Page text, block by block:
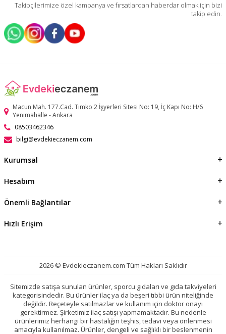
Takipçilerimize özel kampanya ve fırsatlardan haberdar olmak için bizi
takip edin.
Macun Mah. 177.Cad. Timko 2 İşyerleri Sitesi No: 19, İç Kapı No: H/6
Yenimahalle - Ankara
08503462346
bilgi@evdekieczanem.com
Kurumsal
Hesabım
Önemli Bağlantılar
Hızlı Erişim
2026 © Evdekieczanem.com Tüm Hakları Saklıdır
Sitemizde satışa sunulan ürünler, sporcu gıdaları ve gıda takviyeleri
kategorisindedir. Bu ürünler ilaç ya da beşeri tıbbi ürün niteliğinde
değildir. Reçeteyle satılmazlar ve kullanım için doktor onayı
gerektirmez. Şirketimiz ilaç satışı yapmamaktadır. Bu nedenle
ürünlerimiz herhangi bir hastalığın teşhis, tedavi veya önlenmesi
amacıyla kullanılmaz. Ürünler, dengeli ve sağlıklı bir beslenmenin